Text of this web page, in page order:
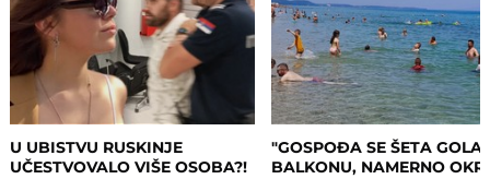
U UBISTVU RUSKINJE
UČESTVOVALO VIŠE OSOBA?!
"GOSPOĐA SE ŠETA GOLA
BALKONU, NAMERNO